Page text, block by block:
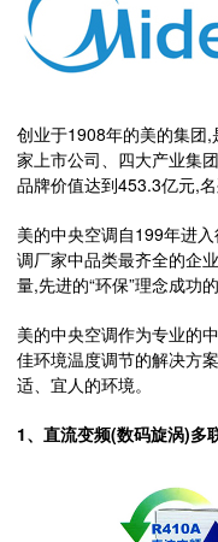
创业于1908年的美的集团
家上市公司、四大产业集
品牌价值达到453.3亿元,
美的中央空调自199年进
调厂家中品类最齐全的企
量,先进的“环保”理念成功
美的中央空调作为专业的
佳环境温度调节的解决方
适、宜人的环境。
1、直流变频(数码旋涡)多